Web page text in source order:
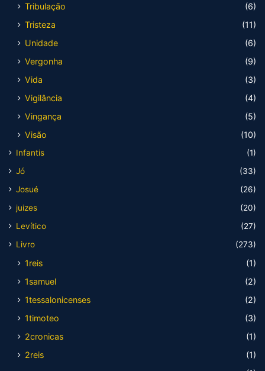
Tribulação
(6)
Tristeza
(11)
Unidade
(6)
Vergonha
(9)
Vida
(3)
Vigilância
(4)
Vingança
(5)
Visão
(10)
Infantis
(1)
Jó
(33)
Josué
(26)
juizes
(20)
Levítico
(27)
Livro
(273)
1reis
(1)
1samuel
(2)
1tessalonicenses
(2)
1timoteo
(3)
2cronicas
(1)
2reis
(1)